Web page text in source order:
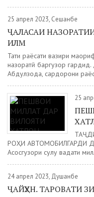
25 апрел 2023, Сешанбе
ҶАЛАСАИ
ИЛМ
Таҳти раёсати вазири
назоратӣ баргузор
Абдулзода, сардорони
25
РОҲИ АВТОМОБИЛГАРДИ
Асосгузори сулҳу ваҳдати
24 апрел 2023, Душанбе
ҶАЙҲУН. ТАРОВАТИ